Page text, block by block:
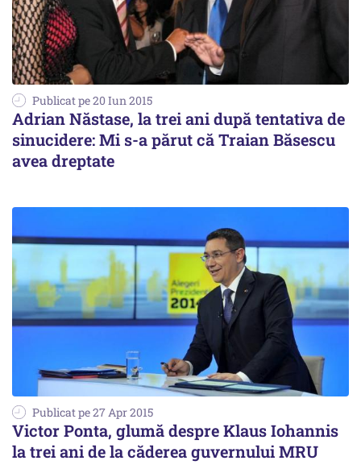
Publicat pe 20 Iun 2015
Adrian Năstase, la trei ani după tentativa de
sinucidere: Mi s-a părut că Traian Băsescu
avea dreptate
Publicat pe 27 Apr 2015
Victor Ponta, glumă despre Klaus Iohannis
la trei ani de la căderea guvernului MRU